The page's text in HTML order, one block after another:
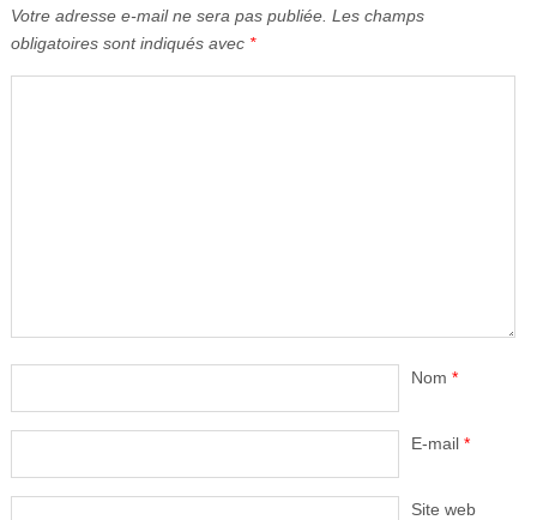
Votre adresse e-mail ne sera pas publiée. Les champs
obligatoires sont indiqués avec *
Nom *
E-mail *
Site web